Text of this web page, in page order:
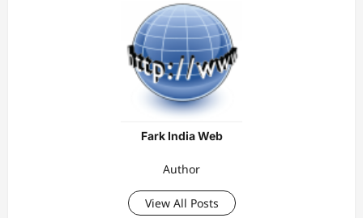
Fark India Web
Author
View All Posts